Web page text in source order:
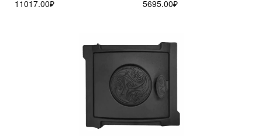
11017.00₽
5695.00₽